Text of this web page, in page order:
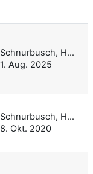
Schnurbusch, Harald
1. Aug. 2025
Schnurbusch, Harald
8. Okt. 2020